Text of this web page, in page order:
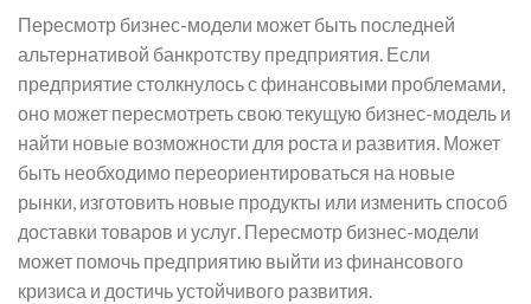
Пересмотр бизнес-модели может быть последней
альтернативой банкротству предприятия. Если
предприятие столкнулось с финансовыми проблемами,
оно может пересмотреть свою текущую бизнес-модель и
найти новые возможности для роста и развития. Может
быть необходимо переориентироваться на новые
рынки, изготовить новые продукты или изменить способ
доставки товаров и услуг. Пересмотр бизнес-модели
может помочь предприятию выйти из финансового
кризиса и достичь устойчивого развития.